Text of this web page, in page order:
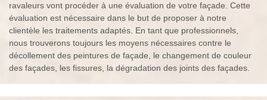
ravaleurs vont procéder à une évaluation de votre façade. Cette
évaluation est nécessaire dans le but de proposer à notre
clientèle les traitements adaptés. En tant que professionnels,
nous trouverons toujours les moyens nécessaires contre le
décollement des peintures de façade, le changement de couleur
des façades, les fissures, la dégradation des joints des façades.